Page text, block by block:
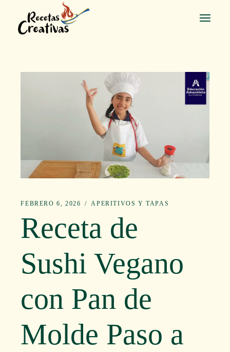
contenido
FEBRERO 6, 2026 APERITIVOS Y TAPAS
Receta de
Sushi Vegano
con Pan de
Molde Paso a